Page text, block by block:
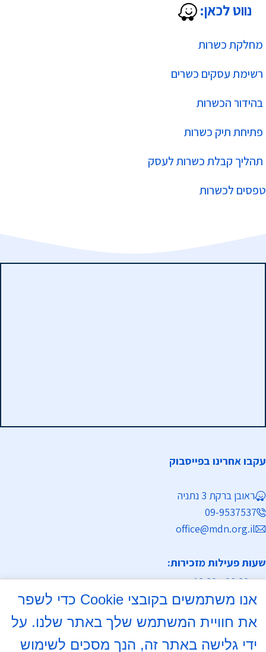
מחלקת כשרות
רשימת עסקים כשרים
בהידור הכשרות
פתיחת תיק כשרות
תהליך קבלת כשרות לעסק
טפסים לכשרות
נווט לכאן:
עקבו אחרינו בפייסבוק
ראובן ברקת 3 נתניה
09-9537537
office@mdn.org.il
שעות פעילות מזכירות:
א-ה 08:30 - 12:30
א, ד 16:00- 18:00
אנו משתמשים בקובצי Cookie כדי לשפר
את חוויית המשתמש שלך באתר שלנו. על
ידי גלישה באתר זה, הנך מסכים לשימוש